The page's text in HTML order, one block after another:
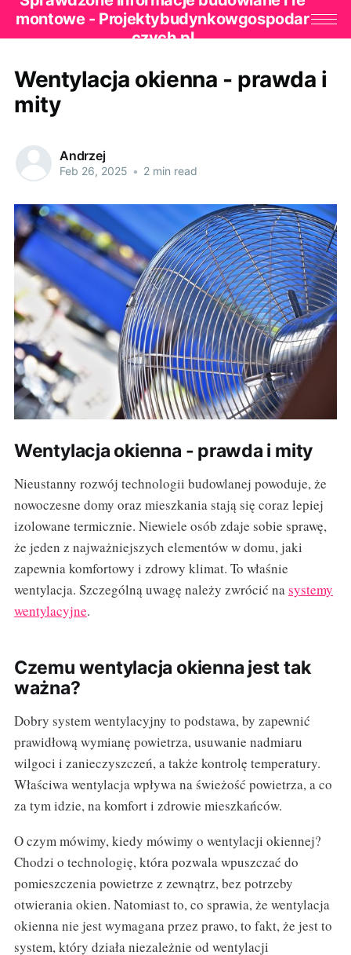
montowe - Projektybudynkowgospodar
czych.pl
Wentylacja okienna - prawda i
mity
Andrzej
Feb 26, 2025 • 2 min read
Wentylacja okienna - prawda i mity
Nieustanny rozwój technologii budowlanej powoduje, że
nowoczesne domy oraz mieszkania stają się coraz lepiej
izolowane termicznie. Niewiele osób zdaje sobie sprawę,
że jeden z najważniejszych elementów w domu, jaki
zapewnia komfortowy i zdrowy klimat. To właśnie
wentylacja. Szczególną uwagę należy zwrócić nasystemy
wentylacyjne.
Czemu wentylacja okienna jest tak
ważna?
Dobry system wentylacyjny to podstawa, by zapewnić
prawidłową wymianę powietrza, usuwanie nadmiaru
wilgoci i zanieczyszczeń, a także kontrolę temperatury.
Właściwa wentylacja wpływa na świeżość powietrza, a co
za tym idzie, na komfort i zdrowie mieszkańców.
O czym mówimy, kiedy mówimy o wentylacji okiennej?
Chodzi o technologię, która pozwala wpuszczać do
pomieszczenia powietrze z zewnątrz, bez potrzeby
otwierania okien. Natomiast to, co sprawia, że wentylacja
okienna nie jest wymagana przez prawo, to fakt, że jest to
system, który działa niezależnie od wentylacji